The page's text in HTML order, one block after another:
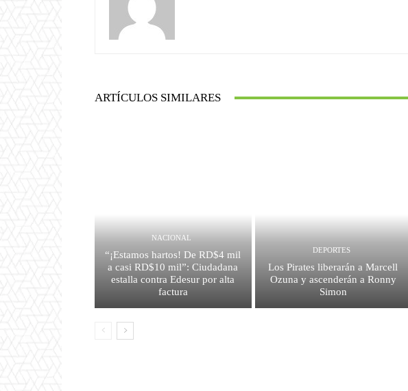
ARTÍCULOS SIMILARES
NACIONAL
“¡Estamos hartos! De RD$4 mil
a casi RD$10 mil”: Ciudadana
estalla contra Edesur por alta
factura
DEPORTES
Los Pirates liberarán a Marcell
Ozuna y ascenderán a Ronny
Simon